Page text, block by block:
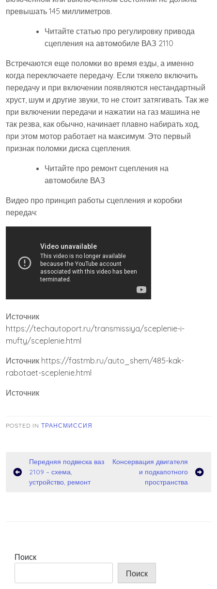
превышать 145 миллиметров.
Читайте статью про регулировку привода
сцепления на автомобиле ВАЗ 2110
Встречаются еще поломки во время езды, а именно
когда переключаете передачу. Если тяжело включить
передачу и при включении появляются нестандартный
хруст, шум и другие звуки, то не стоит затягивать. Так же
при включении передачи и нажатии на газ машина не
так резва, как обычно, начинает плавно набирать ход,
при этом мотор работает на максимум. Это первый
признак поломки диска сцепления.
Читайте про ремонт сцепления на
автомобиле ВАЗ
Видео про принцип работы сцепления и коробки
передач:
Источник
https://techautoport.ru/transmissiya/sceplenie-i-
mufty/sceplenie.html
Источник https://fastmb.ru/auto_shem/485-kak-
rabotaet-sceplenie.html
Источник
POSTED IN ТРАНСМИССИЯ
Навигация
по
Передняя подвеска ваз
2109 – схема,
устройство, ремонт
Консервация двигателя
и подкапотного
пространства
Поиск
Поиск